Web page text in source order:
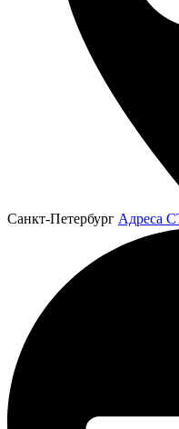
Санкт-Петербург Адреса